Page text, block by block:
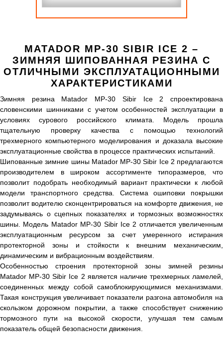
MATADOR MP-30 SIBIR ICE 2 –
ЗИМНЯЯ ШИПОВАННАЯ РЕЗИНА С
ОТЛИЧНЫМИ ЭКСПЛУАТАЦИОННЫМИ
ХАРАКТЕРИСТИКАМИ
Зимняя резина Matador MP-30 Sibir Ice 2 спроектирована
словенскими шинниками с учетом особенностей эксплуатации в
условиях сурового российского климата. Модель прошла
тщательную проверку качества с помощью технологий
трехмерного компьютерного моделирования и доказала высокие
эксплуатационные свойства в процессе практических испытаний.
Шипованные зимние шины Matador MP-30 Sibir Ice 2 предлагаются
производителем в широком ассортименте типоразмеров, что
позволит подобрать необходимый вариант практически к любой
модели транспортного средства. Система ошиповки покрышки
позволит водителю сконцентрироваться на комфорте движения, не
задумываясь о сцепных показателях и тормозных возможностях
шины. Модель Matador MP-30 Sibir Ice 2 отличается увеличенным
эксплуатационным ресурсом за счет умеренного истирания
протекторной зоны и стойкости к внешним механическим,
динамическим и вибрационным воздействиям.
Особенностью строения протекторной зоны зимней резины
Matador MP-30 Sibir Ice 2 является наличие трехмерных ламелей,
соединенных между собой самоблокирующимися механизмами.
Такая конструкция увеличивает показатели разгона автомобиля на
скользком дорожном покрытии, а также способствует снижению
тормозного пути на высокой скорости, улучшая тем самым
показатель общей безопасности движения.